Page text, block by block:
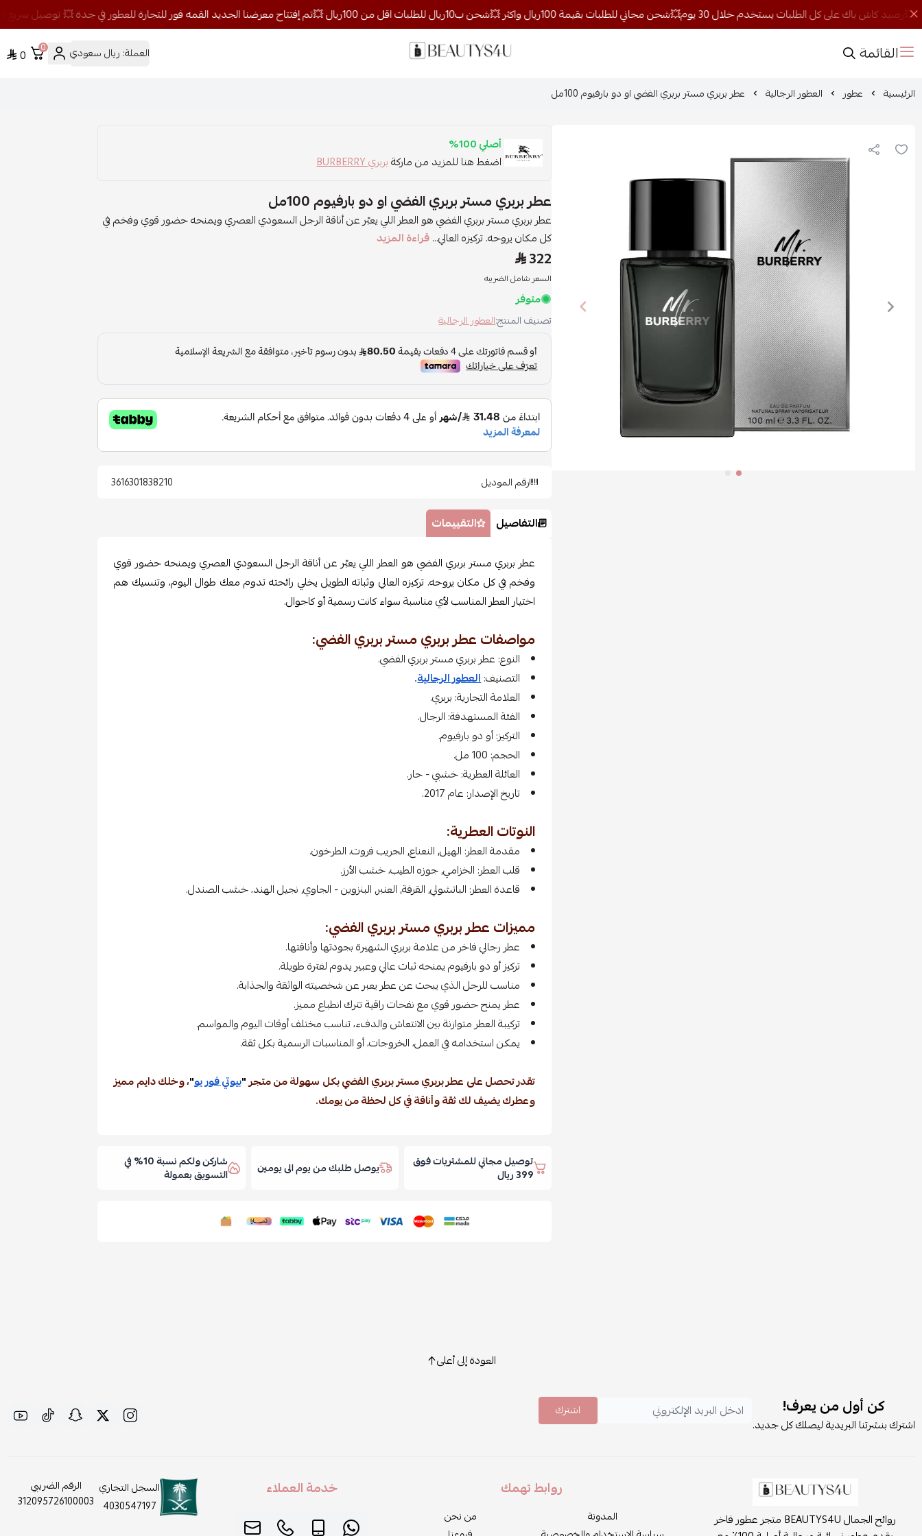
القائمة روائح الجمال العملة: ريال سعودي 0
0
الرئيسية عطور العطور الرجالية عطر بربري مستر بربري الفضي او دو بارفيوم 100مل
أصلي 100%
اضغط هنا للمزيد من ماركةبربري BURBERRY
عطر بربري مستر بربري الفضي او دو بارفيوم 100مل
عطر بربري مستر بربري الفضي هو العطر اللي يعبّر عن أناقة الرجل السعودي العصري ويمنحه حضور قوي وفخم في
كل مكان يروحه. تركيزه العالي...قراءة المزيد
322
السعر شامل الضريبه
متوفر
تصنيف المنتج:العطور الرجالية
رقم الموديل 3616301838210
التفاصيل التقييمات
عطر بربري مستر بربري الفضي هو العطر اللي يعبّر عن أناقة الرجل السعودي العصري ويمنحه حضور قوي
وفخم في كل مكان يروحه. تركيزه العالي وثباته الطويل يخلي رائحته تدوم معك طوال اليوم، وتنسيك هم
اختيار العطر المناسب لأي مناسبة سواء كانت رسمية أو كاجوال.
مواصفات عطر بربري مستر بربري الفضي:
النوع: عطر بربري مستر بربري الفضي.
التصنيف:العطور الرجالية.
العلامة التجارية: بربري.
الفئة المستهدفة: الرجال.
التركيز: أو دو بارفيوم.
الحجم: 100 مل.
العائلة العطرية: خشبي - حار.
تاريخ الإصدار: عام 2017.
النوتات العطرية:
مقدمة العطر: الهيل, النعناع, الجريب فروت، الطرخون.
قلب العطر: الخزامي, جوزه الطيب، خشب الأرز.
قاعدة العطر: الباتشولي, القرفة, العنبر, البنزوين - الجاوي, نجيل الهند، خشب الصندل.
مميزات عطر بربري مستر بربري الفضي:
عطر رجالي فاخر من علامة بربري الشهيرة بجودتها وأناقتها.
تركيز أو دو بارفيوم يمنحه ثبات عالي وعبير يدوم لفترة طويلة.
مناسب للرجل الذي يبحث عن عطر يعبر عن شخصيته الواثقة والجذابة.
عطر يمنح حضور قوي مع نفحات راقية تترك انطباع مميز.
تركيبة العطر متوازنة بين الانتعاش والدفء، تناسب مختلف أوقات اليوم والمواسم.
يمكن استخدامه في العمل، الخروجات، أو المناسبات الرسمية بكل ثقة.
تقدر تحصل على عطر بربري مستر بربري الفضي بكل سهولة من متجر"بيوتي فور يو"، وخلك دايم مميز
وعطرك يضيف لك ثقة وأناقة في كل لحظة من يومك.
توصيل مجاني للمشتريات فوق
399 ريال يوصل طلبك من يوم الى يومين شاركن ولكم نسبة 10% في
التسويق بعمولة
العودة إلى أعلى
كن أول من يعرف!
اشترك بنشرتنا البريدية ليصلك كل جديد.
اشترك
روائح الجمال BEAUTYS4U متجر عطور فاخر
روابط تهمك
المدونة
من نحن
خدمة العملاء
السجل التجاري
4030547197
الرقم الضريبي
312095726100003